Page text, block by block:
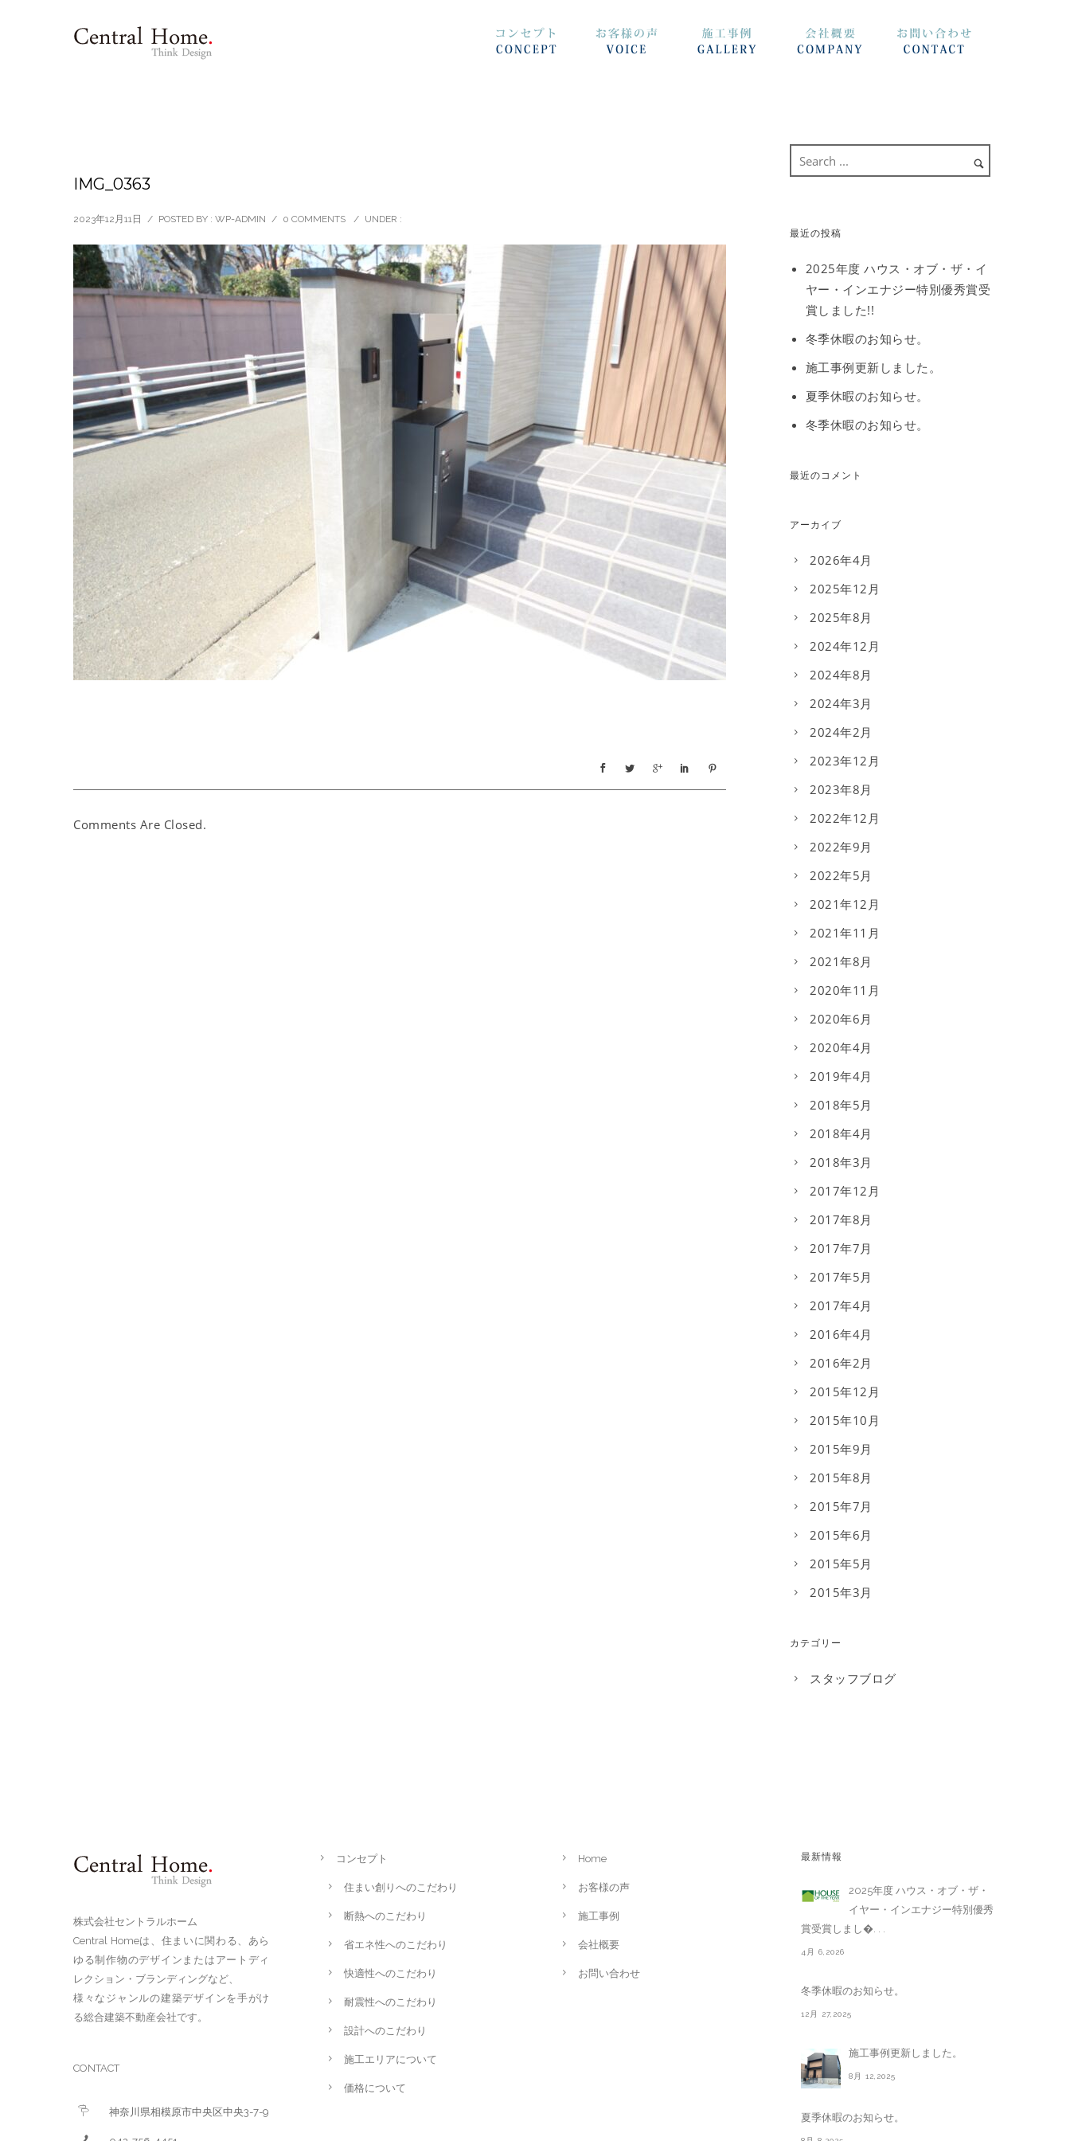
IMG_0363
2023年12月11日 / POSTED BY : WP-ADMIN / 0 COMMENTS / UNDER :
Comments Are Closed.
最近の投稿
2025年度 ハウス・オブ・ザ・イ
ヤー・インエナジー特別優秀賞受
賞しました!!
冬季休暇のお知らせ。
施工事例更新しました。
夏季休暇のお知らせ。
冬季休暇のお知らせ。
最近のコメント
アーカイブ
2026年4月
2025年12月
2025年8月
2024年12月
2024年8月
2024年3月
2024年2月
2023年12月
2023年8月
2022年12月
2022年9月
2022年5月
2021年12月
2021年11月
2021年8月
2020年11月
2020年6月
2020年4月
2019年4月
2018年5月
2018年4月
2018年3月
2017年12月
2017年8月
2017年7月
2017年5月
2017年4月
2016年4月
2016年2月
2015年12月
2015年10月
2015年9月
2015年8月
2015年7月
2015年6月
2015年5月
2015年3月
カテゴリー
スタッフブログ
株式会社セントラルホーム
Central Homeは、住まいに関わる、あら
ゆる制作物のデザインまたはアートディ
レクション・ブランディングなど、
様々なジャンルの建築デザインを手がけ
る総合建築不動産会社です。
CONTACT
神奈川県相模原市中央区中央3-7-9
コンセプト
住まい創りへのこだわり
断熱へのこだわり
省エネ性へのこだわり
快適性へのこだわり
耐震性へのこだわり
設計へのこだわり
施工エリアについて
価格について
Home
お客様の声
施工事例
会社概要
お問い合わせ
最新情報
2025年度 ハウス・オブ・ザ・
イヤー・インエナジー特別優秀
賞受賞しまし�. . .
4月 6,2026
冬季休暇のお知らせ。
12月 27,2025
施工事例更新しました。
8月 12,2025
夏季休暇のお知らせ。